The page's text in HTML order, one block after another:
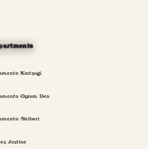
Kintsugi
Opium Den
Shibari
Justine